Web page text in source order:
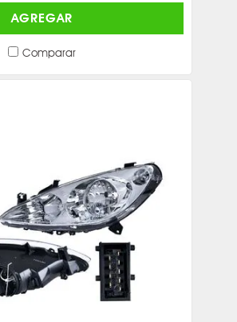
AGREGAR
Comparar